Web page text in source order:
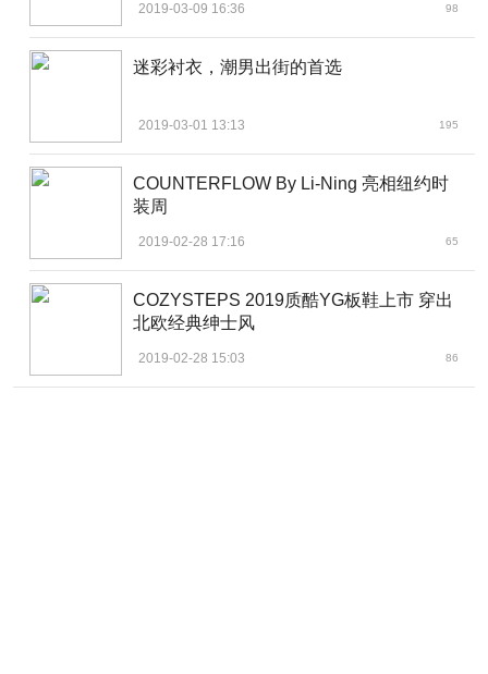
2019-03-09 16:36 98
迷彩衬衣，潮男出街的首选
2019-03-01 13:13 195
COUNTERFLOW By Li-Ning 亮相纽约时
装周
2019-02-28 17:16 65
COZYSTEPS 2019质酷YG板鞋上市 穿出
北欧经典绅士风
2019-02-28 15:03 86